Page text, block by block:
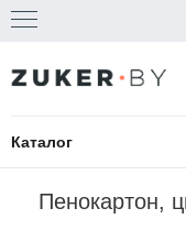
Каталог
Пенокартон,